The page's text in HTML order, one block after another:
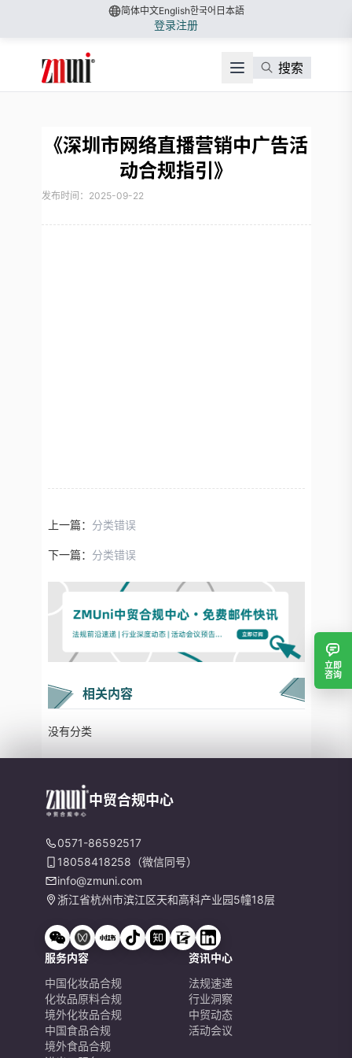
简体中文English한국어 日本語
登录注册
搜索
《深圳市网络直播营销中广告活
动合规指引》
发布时间：2025-09-22
上一篇： 分类错误
下一篇： 分类错误
相关内容
没有分类
立即
咨询
中贸合规中心
0571-86592517
18058418258（微信同号）
info@zmuni.com
浙江省杭州市滨江区天和高科产业园5幢18层
服务内容
中国化妆品合规
化妆品原料合规
境外化妆品合规
中国食品合规
境外食品合规
资讯中心
法规速递
行业洞察
中贸动态
活动会议